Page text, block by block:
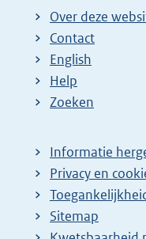
Over deze
Contact
English
Help
Zoeken
Informatie
Privacy en
Sitemap